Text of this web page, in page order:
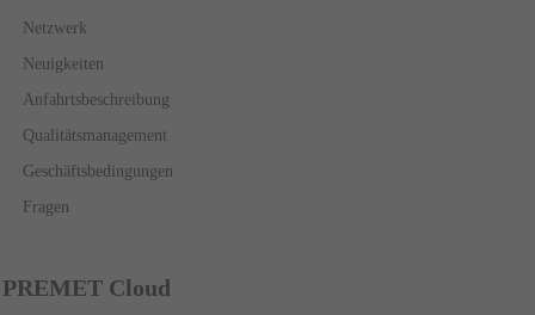
Netzwerk
Neuigkeiten
Anfahrtsbeschreibung
Qualitätsmanagement
Geschäftsbedingungen
Fragen
PREMET Cloud